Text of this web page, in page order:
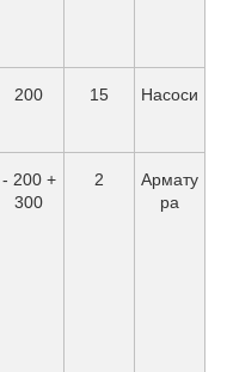
200 15 Насоси
- 200 +
300
2
Армату
ра